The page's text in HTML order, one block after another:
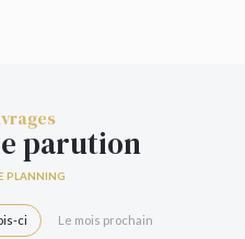
parution
PLANNING
ci Le mois prochain